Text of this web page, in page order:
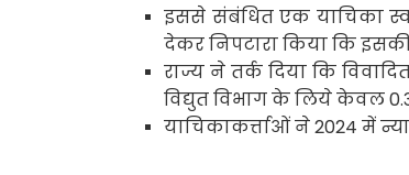
इससे संबंधित एक याचिका
देकर निपटारा किया कि
राज्य ने तर्क दिया कि
विद्युत विभाग के लिये केवल
याचिकाकर्त्ताओं ने2024में